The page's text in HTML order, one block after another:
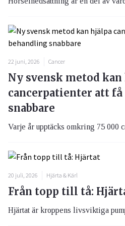
22 juni, 2026 Cancer
Ny svensk metod kan
cancerpatienter att
snabbare
20 juli, 2026 Hjärta & Kärl
Från topp till tå: